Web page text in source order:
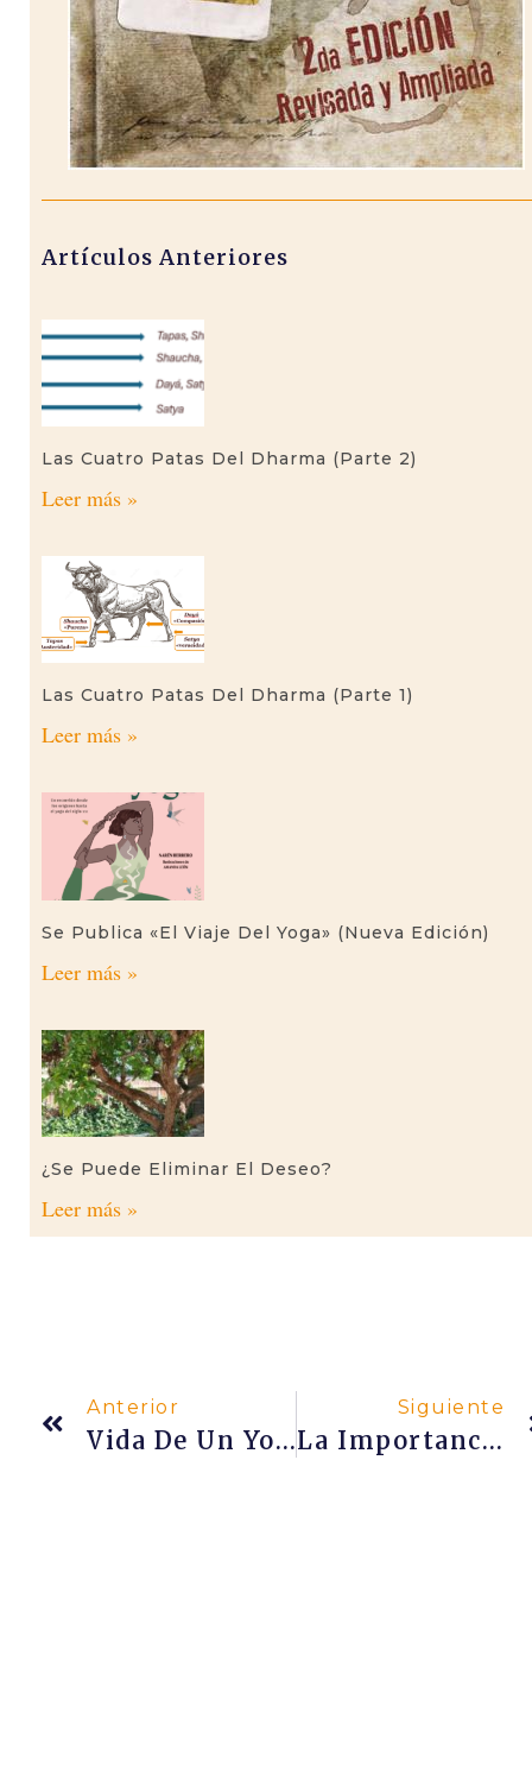
Artículos Anteriores
Las Cuatro Patas Del Dharma (parte 2)
Leer más »
Las Cuatro Patas Del Dharma (parte 1)
Leer más »
Se Publica «El Viaje Del Yoga» (nueva Edición)
Leer más »
¿Se Puede Eliminar El Deseo?
Leer más »
Anterior
Vida De Un Yogui Con Sri Dharma Mittra
Siguiente
La Importancia De Obedecer Al Guru